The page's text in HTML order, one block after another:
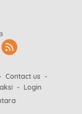
Contact us
Login